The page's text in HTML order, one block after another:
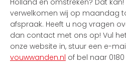
Holland en omstreken? Dat kan!
verwelkomen wij op maandag
afspraak. Heeft u nog vragen
dan contact met ons op! Vul het
onze website in, stuur een e-
vouwwanden.nl of bel naar 0180